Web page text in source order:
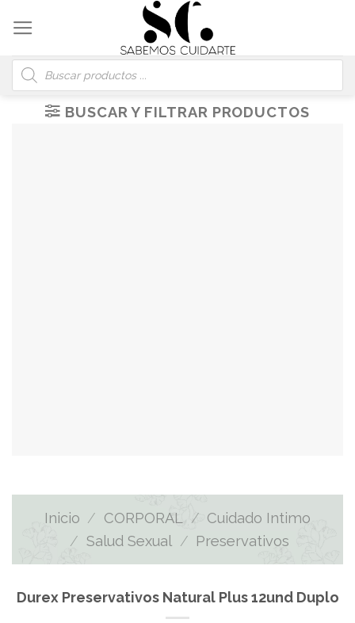
content
Búsqueda
de
productos
BUSCAR Y FILTRAR PRODUCTOS
Inicio / CORPORAL / Cuidado Intimo
/ Salud Sexual / Preservativos
Durex Preservativos Natural Plus 12und Duplo